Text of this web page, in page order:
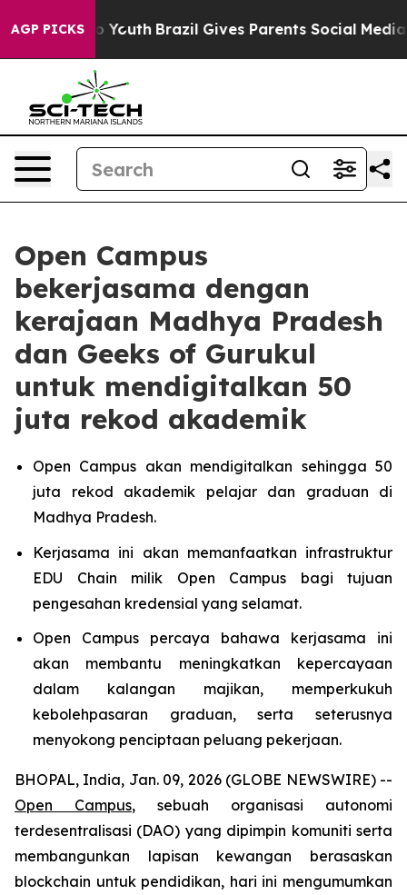
AGP PICKS
to Youth Brazil Gives Parents Social Media
Open Campus
bekerjasama dengan
kerajaan Madhya Pradesh
dan Geeks of Gurukul
untuk mendigitalkan 50
juta rekod akademik
Open Campus akan mendigitalkan sehingga 50
juta rekod akademik pelajar dan graduan di
Madhya Pradesh.
Kerjasama ini akan memanfaatkan infrastruktur
EDU Chain milik Open Campus bagi tujuan
pengesahan kredensial yang selamat.
Open Campus percaya bahawa kerjasama ini
akan membantu meningkatkan kepercayaan
dalam kalangan majikan, memperkukuh
kebolehpasaran graduan, serta seterusnya
menyokong penciptaan peluang pekerjaan.
BHOPAL, India, Jan. 09, 2026 (GLOBE NEWSWIRE) --
Open Campus, sebuah organisasi autonomi
terdesentralisasi (DAO) yang dipimpin komuniti serta
membangunkan lapisan kewangan berasaskan
blockchain untuk pendidikan, hari ini mengumumkan